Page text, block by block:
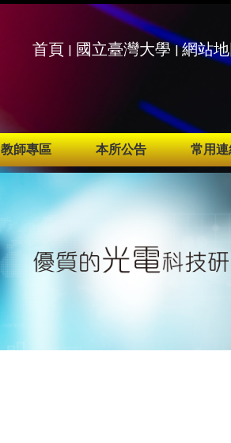
首頁 | 國立臺灣大學|網站
教師專區 本所公告 常用